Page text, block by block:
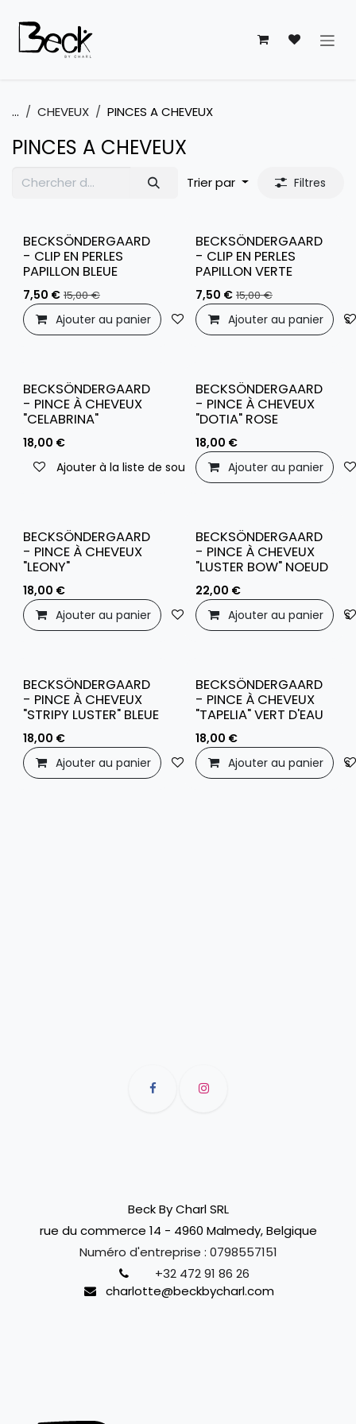
... CHEVEUX PINCES A CHEVEUX
PINCES A CHEVEUX
Trier par Filtres
BECKSÖNDERGAARD
- CLIP EN PERLES
PAPILLON BLEUE
7,50 € 15,00€
Ajouter au panier Ajouter à la liste de souhaits
BECKSÖNDERGAARD
- CLIP EN PERLES
PAPILLON VERTE
7,50 € 15,00€
Ajouter au panier
BECKSÖNDERGAARD
- PINCE À CHEVEUX
"CELABRINA"
18,00 €
Ajouter à la liste de souhaits
BECKSÖNDERGAARD
- PINCE À CHEVEUX
"DOTIA" ROSE
18,00 €
Ajouter au panier
BECKSÖNDERGAARD
- PINCE À CHEVEUX
"LEONY"
18,00 €
Ajouter au panier
Ajouter à la liste de souhaits
BECKSÖNDERGAARD
- PINCE À CHEVEUX
"LUSTER BOW" NOEUD
22,00 €
Ajouter au panier
BECKSÖNDERGAARD
- PINCE À CHEVEUX
"STRIPY LUSTER" BLEUE
18,00 €
Ajouter au panier
Ajouter à la liste de souhaits
BECKSÖNDERGAARD
- PINCE À CHEVEUX
"TAPELIA" VERT D'EAU
18,00 €
Ajouter au panier
Beck By Charl SRL
rue du commerce 14 - 4960 Malmedy, Belgique
Numéro d'entreprise : 0798557151
+32 472 91 86 26
charlotte@beckbycharl.com